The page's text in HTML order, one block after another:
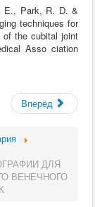
Park, R. D. &
techniques for
of the cubital joint
Asso ciation
Вперёд
ДЛЯ
ВЕНЕЧНОГО